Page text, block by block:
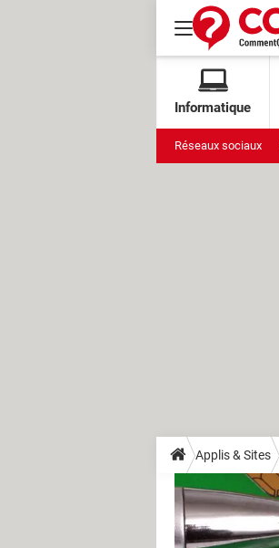
Informatique
Réseaux sociaux
Applis & Sites